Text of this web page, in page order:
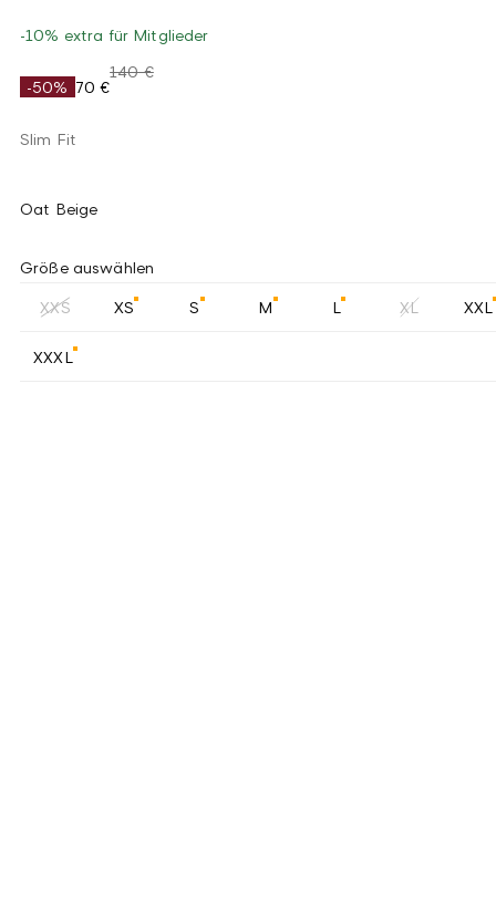
-10% extra für Mitglieder
-50% 70 €
140 €
Slim Fit
Oat Beige
Größe auswählen
XXS XS S M L XL XXL
XXXL